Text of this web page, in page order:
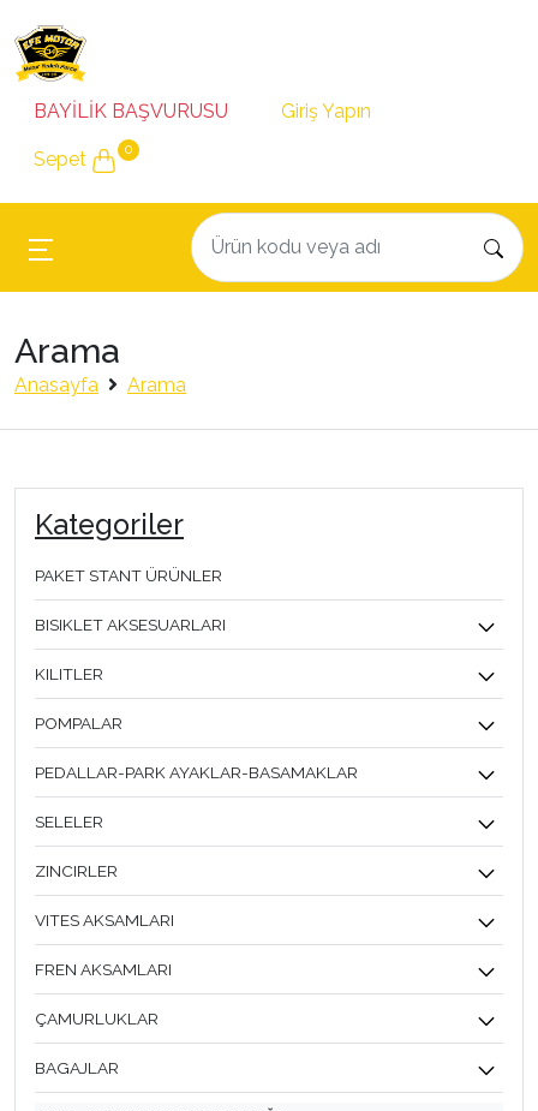
BAYİLİK BAŞVURUSU Giriş Yapın
Sepet 0
Arama
Anasayfa Arama
Kategoriler
PAKET STANT ÜRÜNLER
BISIKLET AKSESUARLARI
KILITLER
POMPALAR
PEDALLAR-PARK AYAKLAR-BASAMAKLAR
SELELER
ZINCIRLER
VITES AKSAMLARI
FREN AKSAMLARI
ÇAMURLUKLAR
BAGAJLAR